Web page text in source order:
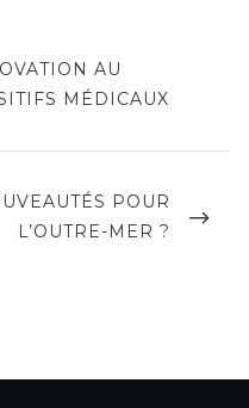
AU
MÉDICAUX
POUR
L’OUTRE-MER ?